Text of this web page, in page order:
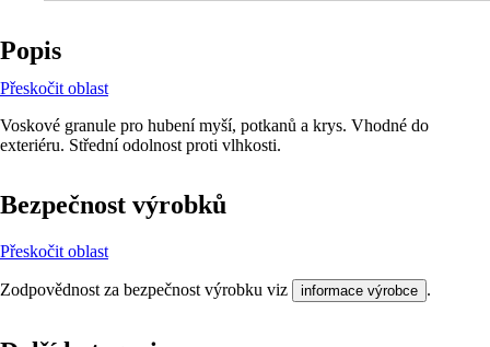
Popis
Přeskočit oblast
Voskové granule pro hubení myší, potkanů a krys. Vhodné do
exteriéru. Střední odolnost proti vlhkosti.
Bezpečnost výrobků
Přeskočit oblast
Zodpovědnost za bezpečnost výrobku viz informace výrobce .